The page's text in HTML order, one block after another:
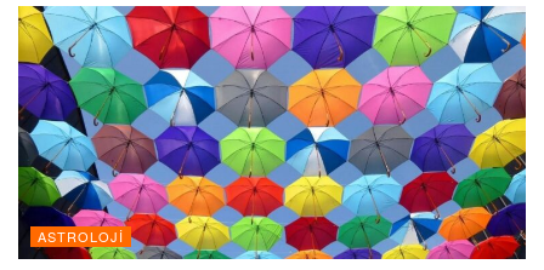
ASTROLOJI